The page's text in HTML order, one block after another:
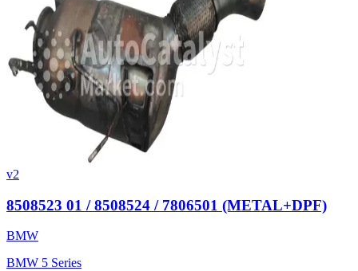
v2
8508523 01 / 8508524 / 7806501 (METAL+DPF)
BMW
BMW 5 Series